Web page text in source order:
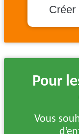
Créer
Pour
Vous